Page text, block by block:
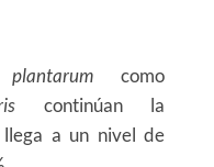
como
continúan la
a un nivel de